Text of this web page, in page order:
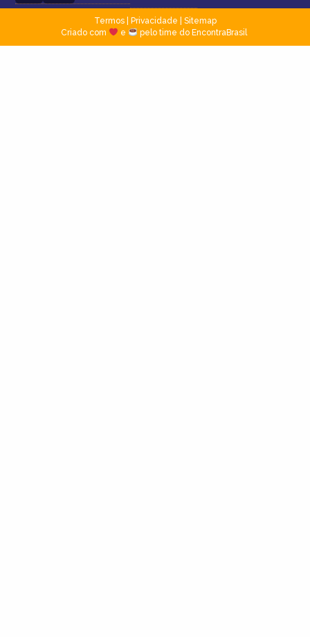
Termos| Privacidade
Sitemap
Criado com
e pelo time do EncontraBrasil